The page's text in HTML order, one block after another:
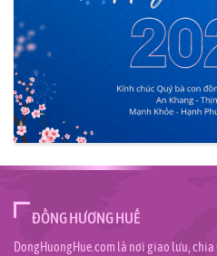
ĐỒNG HƯƠNG HUẾ
DongHuongHue.com là nơi giao lưu,